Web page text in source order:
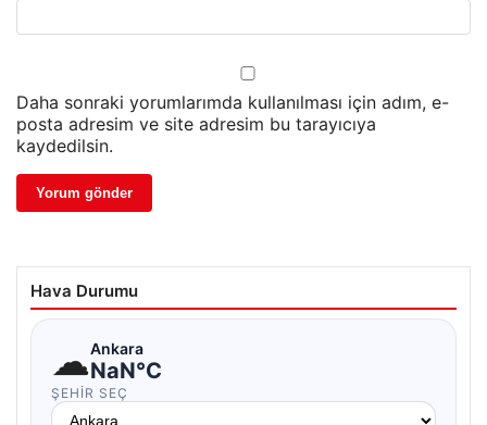
Daha sonraki yorumlarımda kullanılması için adım, e-
posta adresim ve site adresim bu tarayıcıya
kaydedilsin.
Hava Durumu
☁Ankara
NaN°C
ŞEHIR SEÇ